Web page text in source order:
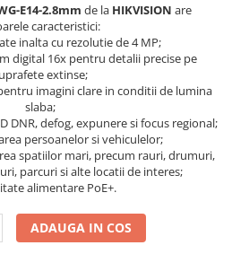
E14-2.8mm de laHIKVISION are
caracteristici:
inalta cu rezolutie de 4 MP;
digital 16x pentru detalii precise pe
extinse;
imagini clare in conditii de lumina
slaba;
DNR, defog, expunere si focus regional;
persoanelor si vehiculelor;
spatiilor mari, precum rauri, drumuri,
parcuri si alte locatii de interes;
alimentare PoE+.
ADAUGA IN COS